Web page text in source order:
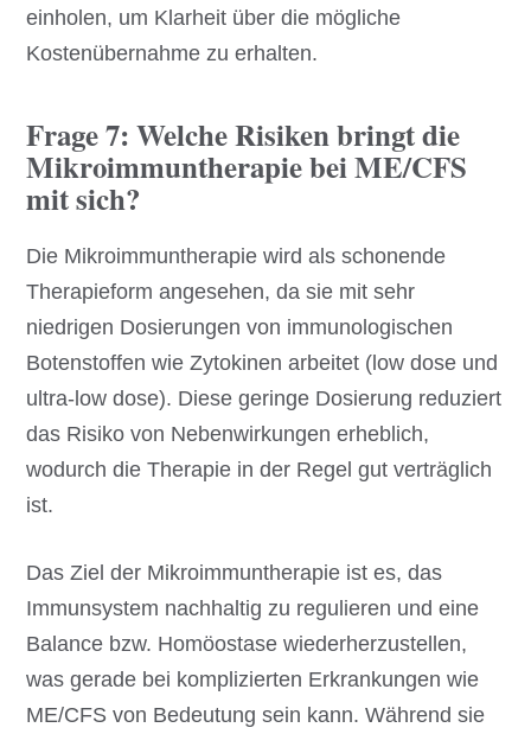
einholen, um Klarheit über die mögliche
Kostenübernahme zu erhalten.
Frage 7: Welche Risiken bringt die
Mikroimmuntherapie bei ME/CFS
mit sich?
Die Mikroimmuntherapie wird als schonende
Therapieform angesehen, da sie mit sehr
niedrigen Dosierungen von immunologischen
Botenstoffen wie Zytokinen arbeitet (low dose und
ultra-low dose). Diese geringe Dosierung reduziert
das Risiko von Nebenwirkungen erheblich,
wodurch die Therapie in der Regel gut verträglich
ist.
Das Ziel der Mikroimmuntherapie ist es, das
Immunsystem nachhaltig zu regulieren und eine
Balance bzw. Homöostase wiederherzustellen,
was gerade bei komplizierten Erkrankungen wie
ME/CFS von Bedeutung sein kann. Während sie